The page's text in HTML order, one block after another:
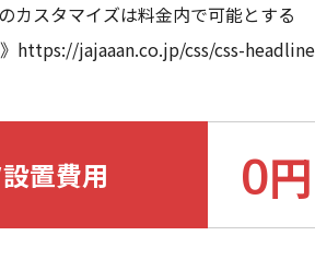
カスタマイズは料金内で可能とする
》https://jajaaan.co.jp/css/css-
置費用 0円